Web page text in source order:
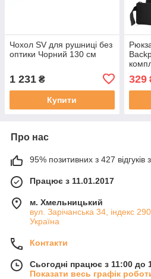
Чохол SV для рушниці без
оптики Чорний 130 см
1 231 ₴
Купити
329
Про нас
95% позитивних з 427 відгуків
Працює з 11.01.2017
м. Хмельницький
вул. Зарічанська 34, індекс
Україна
Контакти
Сьогодні працює з 11:00 до
Показати весь графік